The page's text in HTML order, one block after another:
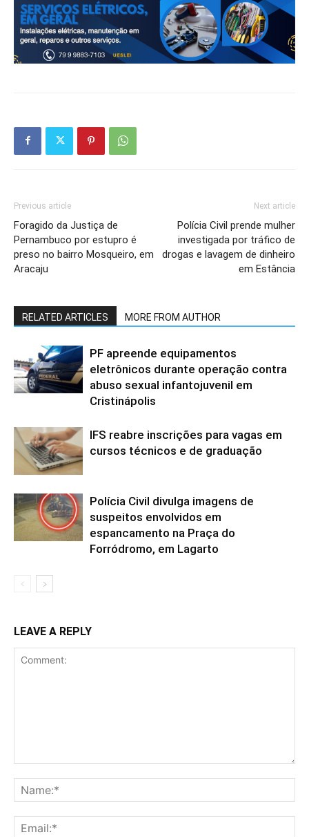
Previous article
Foragido da Justiça de
Pernambuco por estupro é
preso no bairro Mosqueiro, em
Aracaju
Next article
Polícia Civil prende mulher
investigada por tráfico de
drogas e lavagem de dinheiro
em Estância
RELATED ARTICLES MORE FROM AUTHOR
PF apreende equipamentos
eletrônicos durante operação contra
abuso sexual infantojuvenil em
Cristinápolis
IFS reabre inscrições para vagas em
cursos técnicos e de graduação
Polícia Civil divulga imagens de
suspeitos envolvidos em
espancamento na Praça do
Forródromo, em Lagarto
LEAVE A REPLY